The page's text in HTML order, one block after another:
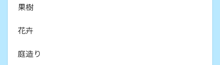
果樹
花卉
庭造り